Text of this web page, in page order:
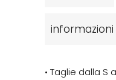
• Taglie dalla S